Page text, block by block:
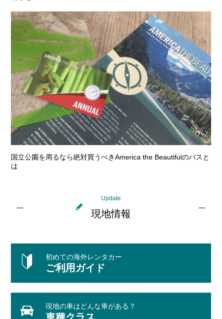
国立公園を周るなら絶対買うべきAmerica the Beautifulのパスと
は
Update
現地情報
初めての海外レンタカー
ご利用ガイド
現地の車はどんな車がある？